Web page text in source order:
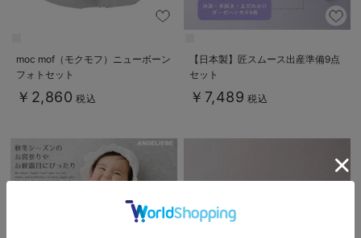
moc mof（モクモフ）ニューボーン
フォトセット
￥2,860 税込
【日本製】匠スムース出産準備9点
セット
￥7,489 税込